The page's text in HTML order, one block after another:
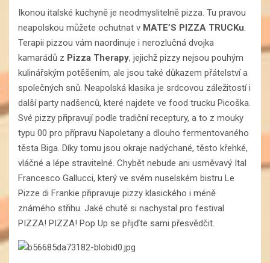
Ikonou italské kuchyně je neodmyslitelně pizza. Tu pravou
neapolskou můžete ochutnat v MATE’S PIZZA TRUCKu.
Terapii pizzou vám naordinuje i nerozlučná dvojka
kamarádů z Pizza Therapy, jejichž pizzy nejsou pouhým
kulinářským potěšením, ale jsou také důkazem přátelství a
společných snů. Neapolská klasika je srdcovou záležitostí i
další party nadšenců, které najdete ve food trucku Picoška.
Své pizzy připravují podle tradiční receptury, a to z mouky
typu 00 pro přípravu Napoletany a dlouho fermentovaného
těsta Biga. Díky tomu jsou okraje nadýchané, těsto křehké,
vláčné a lépe stravitelné. Chybět nebude ani usměvavý Ital
Francesco Gallucci, který ve svém nuselském bistru Le
Pizze di Frankie připravuje pizzy klasického i méně
známého střihu. Jaké chutě si nachystal pro festival
PIZZA! PIZZA! Pop Up se přijďte sami přesvědčit.